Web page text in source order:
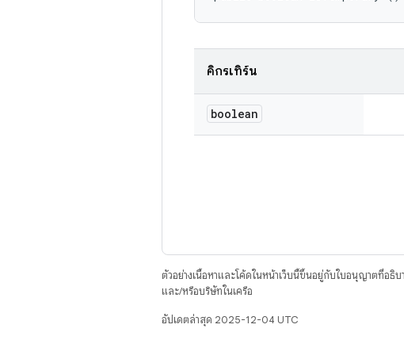
คิกรีเทิร์น
boolean
ตัวอย่างเนื้อหาและโค้ดในหน้าเว็บนี้ขึ้นอยู่กับใบอนุญาตที่อธิบ
และ/หรือบริษัทในเครือ
อัปเดตล่าสุด 2025-12-04 UTC